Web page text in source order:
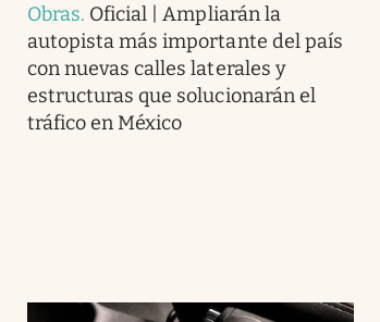
Obras. Oficial | Ampliarán la
autopista más importante del país
con nuevas calles laterales y
estructuras que solucionarán el
tráfico en México